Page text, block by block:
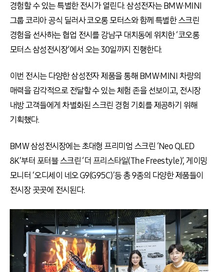
경험할 수 있는 특별한 전시가 열린다. 삼성전자는 BMW·MINI
그룹 코리아 공식 딜러사 코오롱 모터스와 함께 특별한 스크린
경험을 선사하는 협업 전시를 강남구 대치동에 위치한 ‘코오롱
모터스 삼성전시장’에서 오는 30일까지 진행한다.
이번 전시는 다양한 삼성전자 제품을 통해 BMW·MINI 차량의
매력을 감각적으로 전달할 수 있는 체험 존을 선보이고, 전시장
내방 고객들에게 차별화된 스크린 경험 기회를 제공하기 위해
기획했다.
BMW 삼성전시장에는 초대형 프리미엄 스크린 ‘Neo QLED
8K’부터 포터블 스크린 ‘더 프리스타일(The Freestyle)’, 게이밍
모니터 ‘오디세이 네오 G9(G95C)’등 총 9종의 다양한 제품들이
전시장 곳곳에 전시된다.